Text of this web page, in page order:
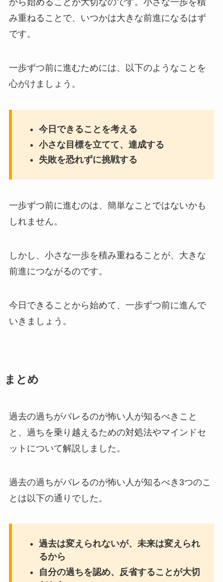
み重ねることで、いつかは大きな前進になるはず
です。
一歩ずつ前に進むためには、以下のようなことを
心がけましょう。
今日できることを考える
小さな目標を立てて、達成する
失敗を恐れずに挑戦する
一歩ずつ前に進むのは、簡単なことではないかも
しれません。
しかし、小さな一歩を積み重ねることが、大きな
前進につながるのです。
今日できることから始めて、一歩ずつ前に進んで
いきましょう。
まとめ
過去の過ちがバレるのが怖い人が知るべきこと
と、過ちを乗り越えるための対処法やマインドセ
ットについて解説しました。
過去の過ちがバレるのが怖い人が知るべき3つのこ
とは以下の通りでした。
過去は変えられないが、未来は変えられ
るから
自分の過ちを認め、反省することが大切